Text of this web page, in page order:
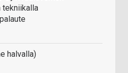
tekniikalla
halvalla)